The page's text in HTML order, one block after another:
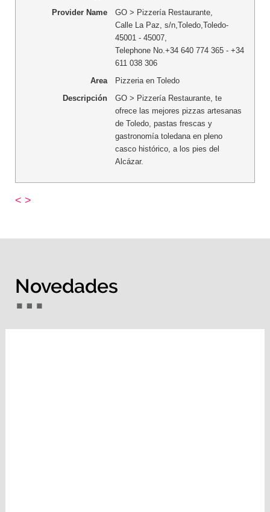
Provider Name
GO > Pizzería Restaurante,
Calle La Paz, s/n,Toledo,Toledo-
45001 - 45007,
Telephone No.+34 640 774 365 - +34
611 038 306
Area
Pizzeria en Toledo
Descripción
GO > Pizzería Restaurante, te
ofrece las mejores pizzas artesanas
de Toledo, pastas frescas y
gastronomía toledana en pleno
casco histórico, a los pies del
Alcázar.
< >
Novedades